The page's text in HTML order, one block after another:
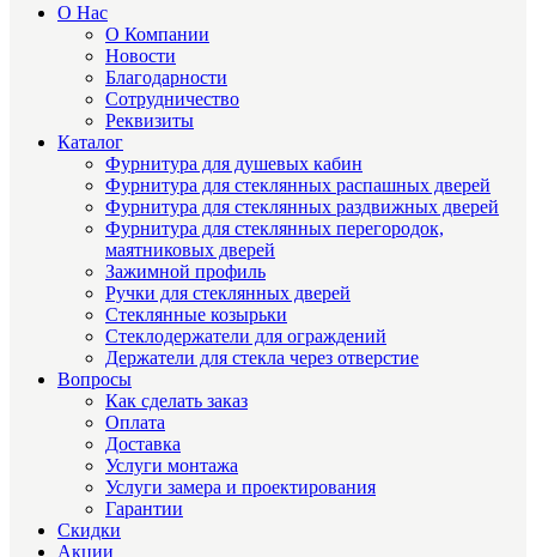
О Нас
О Компании
Новости
Благодарности
Сотрудничество
Реквизиты
Каталог
Фурнитура для душевых кабин
Фурнитура для стеклянных распашных дверей
Фурнитура для стеклянных раздвижных дверей
Фурнитура для стеклянных перегородок,
маятниковых дверей
Зажимной профиль
Ручки для стеклянных дверей
Стеклянные козырьки
Стеклодержатели для ограждений
Держатели для стекла через отверстие
Вопросы
Как сделать заказ
Оплата
Доставка
Услуги монтажа
Услуги замера и проектирования
Гарантии
Скидки
Акции